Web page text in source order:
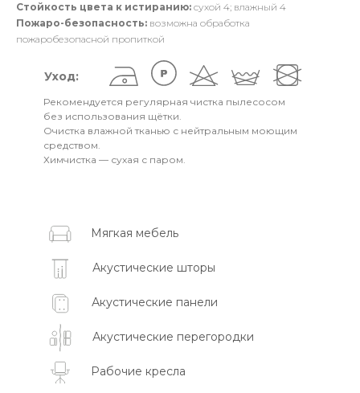
Стойкость цвета к истиранию: сухой 4; влажный 4
Пожаро-безопасность: возможна обработка
пожаробезопасной пропиткой
Рекомендуется регулярная чистка пылесосом
без использования щётки.
Очистка влажной тканью с нейтральным моющим
средством.
Химчистка — сухая с паром.
Уход:
Рабочие кресла
Акустические перегородки
Акустические панели
Акустические шторы
Мягкая мебель